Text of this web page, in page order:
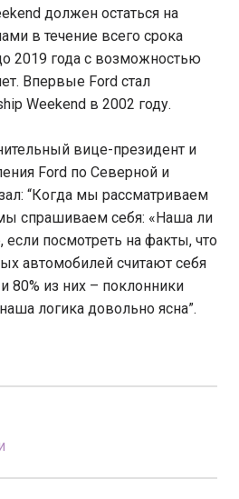
должен остаться на
в течение всего срока
2019 года с возможностью
Впервые Ford стал
Weekend в 2002 году.
вице-президент и
Ford по Северной и
“Когда мы рассматриваем
спрашиваем себя: «Наша ли
если посмотреть на факты, что
автомобилей считают себя
80% из них – поклонники
логика довольно ясна”.